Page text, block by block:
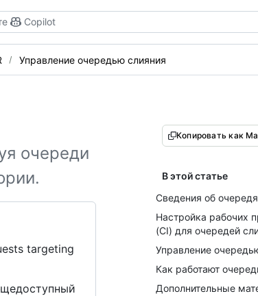
Copilot
Управление очередью слияния
очереди
targeting
Копировать как
В этой статье
Сведения об
Настройка рабочих
(CI) для очередей
Управление
Как работают
Дополнительные